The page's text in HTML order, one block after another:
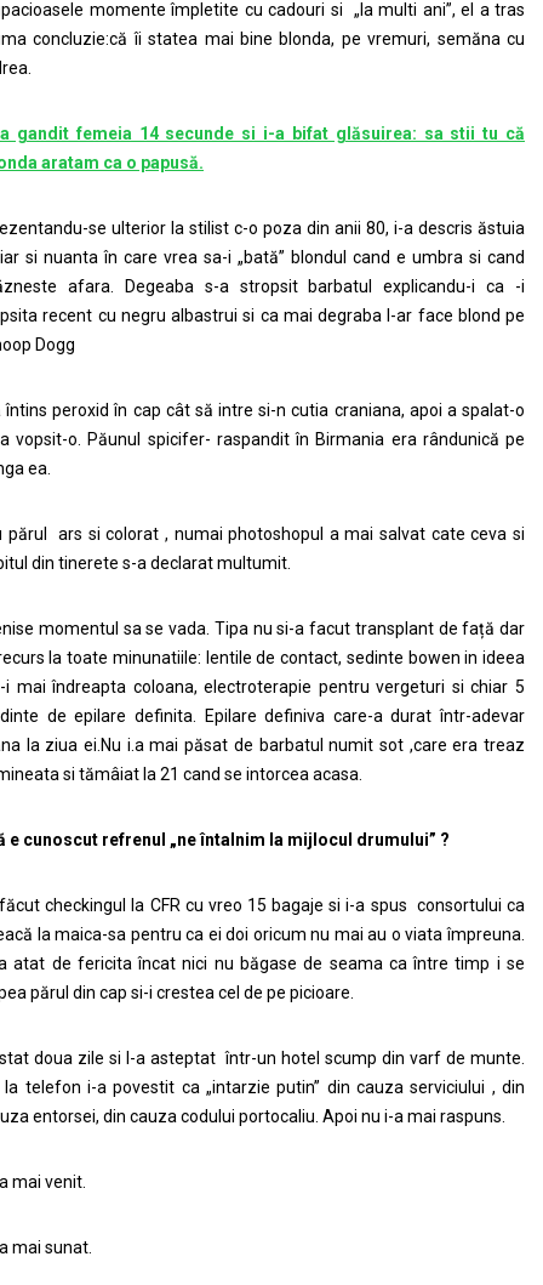
momente împletite cu cadouri si „la multi ani”, el a tras
concluzie:că îi statea mai bine blonda, pe vremuri, semăna cu
gandit femeia 14 secunde si i-a bifat glăsuirea: sa stii tu că
aratam ca o papusă.
se ulterior la stilist c-o poza din anii 80, i-a descris ăstuia
si nuanta în care vrea sa-i „bată” blondul cand e umbra si cand
afara. Degeaba s-a stropsit barbatul explicandu-i ca -i
recent cu negru albastrui si ca mai degraba l-ar face blond pe
Dogg
întins peroxid în cap cât să intre si-n cutia craniana, apoi a spalat-o
vopsit-o. Păunul spicifer- raspandit în Birmania era rândunică pe
ea.
părul ars si colorat , numai photoshopul a mai salvat cate ceva si
din tinerete s-a declarat multumit.
momentul sa se vada. Tipa nu si-a facut transplant de față dar
la toate minunatiile: lentile de contact, sedinte bowen in ideea
i mai îndreapta coloana, electroterapie pentru vergeturi si chiar 5
de epilare definita. Epilare definiva care-a durat într-adevar
la ziua ei.Nu i.a mai păsat de barbatul numit sot ,care era treaz
si tămâiat la 21 cand se intorcea acasa.
e cunoscut refrenul „ne întalnim la mijlocul drumului” ?
checkingul la CFR cu vreo 15 bagaje si i-a spus consortului ca
la maica-sa pentru ca ei doi oricum nu mai au o viata împreuna.
atat de fericita încat nici nu băgase de seama ca între timp i se
părul din cap si-i crestea cel de pe picioare.
doua zile si l-a asteptat într-un hotel scump din varf de munte.
la telefon i-a povestit ca „intarzie putin” din cauza serviciului , din
entorsei, din cauza codului portocaliu. Apoi nu i-a mai raspuns.
mai venit.
mai sunat.